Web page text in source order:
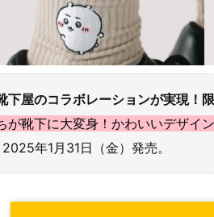
下屋のコラボレーションが実現！
が靴下に大変身！かわいいデザイ
年1月31日（金）発売。